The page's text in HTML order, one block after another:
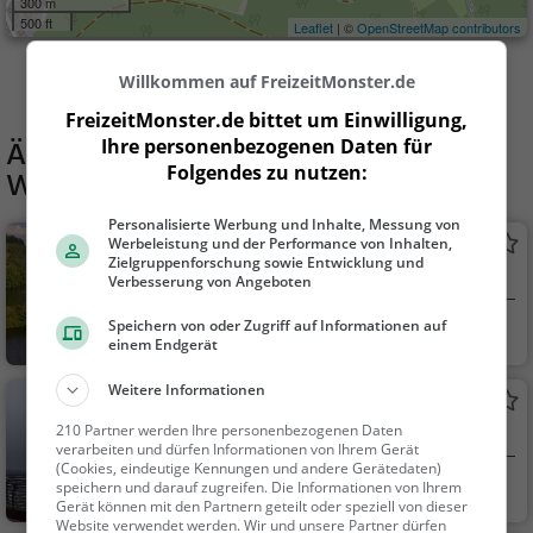
500 ft
Leaflet | ©OpenStreetMap contributors
Ähnliche Aktivitäten wieHistorischer
Weihnachtsmarkt Olpe 2024
Biggesee
See in Olpe
Olpe
Familie & Kinder,
Aussichtsplattform Biggeblick
Aussichtsturm in Attendorn
Attendorn
Aussichtspunkt, F
amilie & Kinder, Natu
Willkommen auf FreizeitMonster.de
FreizeitMonster.de bittet um Einwilligung,
Ihre personenbezogenen Daten für
Folgendes zu nutzen:
Personalisierte Werbung und Inhalte, Messung von
Werbeleistung und der Performance von Inhalten,
Zielgruppenforschung sowie Entwicklung und
Verbesserung von Angeboten
Speichern von oder Zugriff auf Informationen auf
einem Endgerät
Weitere Informationen
210 Partner werden Ihre personenbezogenen Daten
verarbeiten und dürfen Informationen von Ihrem Gerät
(Cookies, eindeutige Kennungen und andere Gerätedaten)
speichern und darauf zugreifen. Die Informationen von Ihrem
Gerät können mit den Partnern geteilt oder speziell von dieser
Website verwendet werden. Wir und unsere Partner dürfen